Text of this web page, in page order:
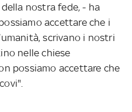
nostra fede, - ha
accettare che i
scrivano i nostri
nelle chiese
possiamo accettare che